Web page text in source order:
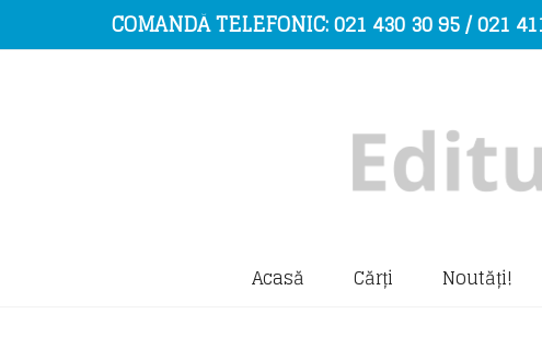
COMANDĂ TELEFONIC: 021 430 30 95 / 021
Acasă Cărți Noutăți!